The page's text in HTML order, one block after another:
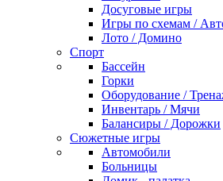
Досуговые игры
Игры по схемам /
Лото / Домино
Спорт
Бассейн
Горки
Оборудование /
Инвентарь / Мячи
Балансиры / Дорожки
Сюжетные игры
Автомобили
Больницы